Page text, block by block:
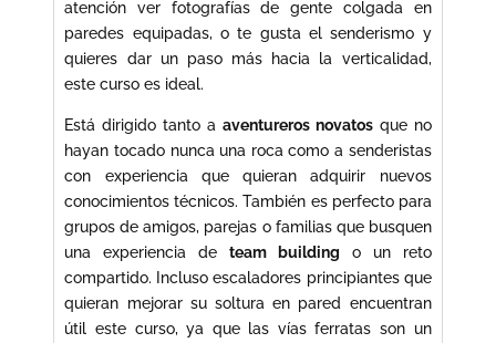
atención ver fotografías de gente colgada en
paredes equipadas, o te gusta el senderismo y
quieres dar un paso más hacia la verticalidad,
este curso es ideal.
Está dirigido tanto a aventureros novatosque no
hayan tocado nunca una roca como a senderistas
con experiencia que quieran adquirir nuevos
conocimientos técnicos. También es perfecto para
grupos de amigos, parejas o familias que busquen
una experiencia deteam building o un reto
compartido. Incluso escaladores principiantes que
quieran mejorar su soltura en pared encuentran
útil este curso, ya que las vías ferratas son un